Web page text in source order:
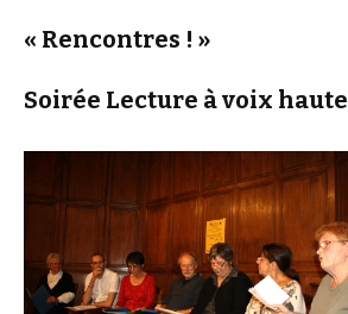
« Rencontres ! »
Soirée Lecture à voix haute